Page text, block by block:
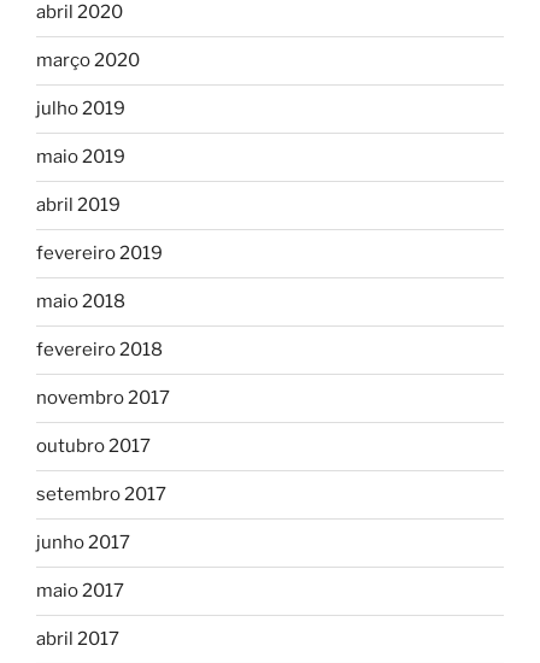
abril 2020
março 2020
julho 2019
maio 2019
abril 2019
fevereiro 2019
maio 2018
fevereiro 2018
novembro 2017
outubro 2017
setembro 2017
junho 2017
maio 2017
abril 2017